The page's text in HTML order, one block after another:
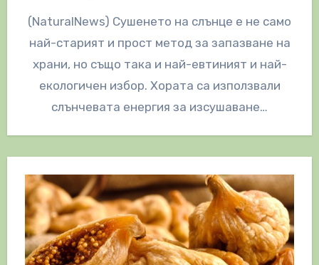
(NaturalNews) Сушенето на слънце е не само
най-старият и прост метод за запазване на
храни, но също така и най-евтиният и най-
екологичен избор. Хората са използвали
слънчевата енергия за изсушаване…